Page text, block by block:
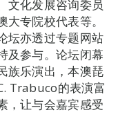
文化发展咨询委员
专院校代表等。
坛亦透过专题网站
及参与。论坛闭幕
族乐演出，本澳琵
Trabuco的表演富
，让与会嘉宾感受